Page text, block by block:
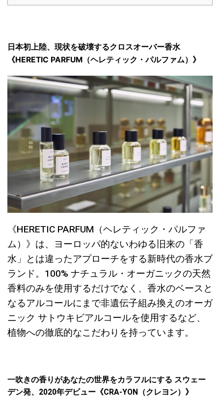
日本初上陸、現状を破壊するクロスオーバー香水
《HERETIC PARFUM（ヘレティック・パルファム）》
《HERETIC PARFUM（ヘレティック・パルファ
ム）》は、ヨーロッパ的ないわゆる旧来の「香
水」とは違ったアプローチをする新時代の香水ブ
ランド。100% ナチュラル・オーガニックの天然
香料のみを使用するだけでなく、香水のベースと
なるアルコールにまで非遺伝子組み換えのオーガ
ニック サトウキビアルコールを使用するなど、
植物への徹底的なこだわりを持っています。
一吹きの香りがあなたの世界をカラフルにする スウェー
デン発、2020年デビュー《CRA-YON（クレヨン）》